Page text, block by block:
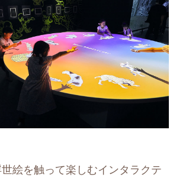
絵を触って楽しむインタラクテ